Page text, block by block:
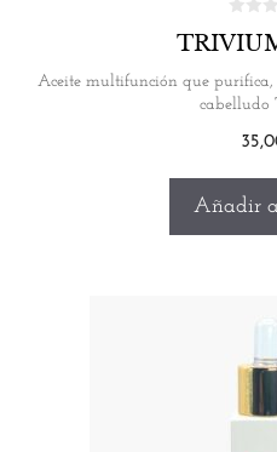
Aceite multifunción que
cabelludo
Añadir